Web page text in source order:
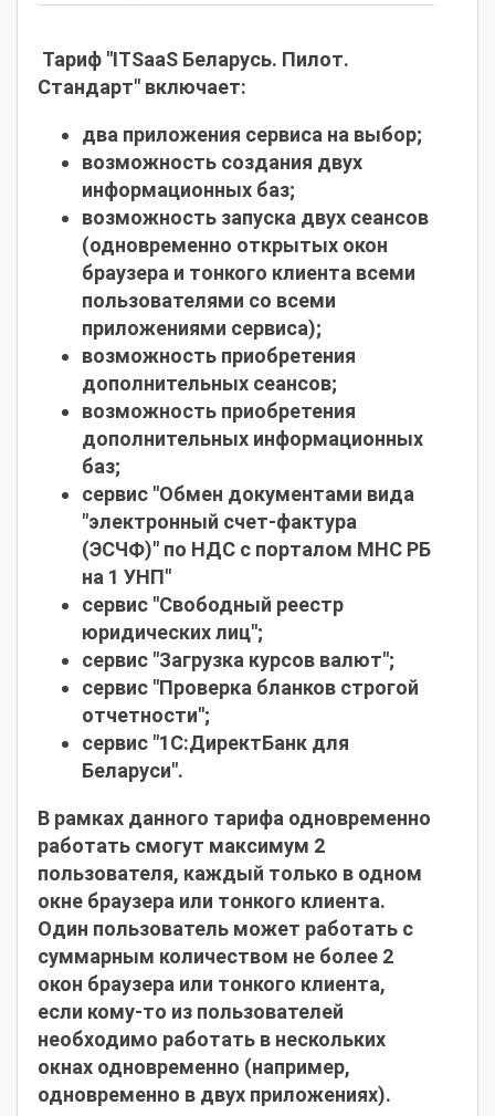
Тариф "ITSaaS Беларусь. Пилот.
Стандарт" включает:
два приложения сервиса на выбор;
возможность создания двух
информационных баз;
возможность запуска двух сеансов
(одновременно открытых окон
браузера и тонкого клиента всеми
пользователями со всеми
приложениями сервиса);
возможность приобретения
дополнительных сеансов;
возможность приобретения
дополнительных информационных
баз;
сервис "Обмен документами вида
"электронный счет-фактура
(ЭСЧФ)" по НДС с порталом МНС РБ
на 1 УНП"
сервис "Свободный реестр
юридических лиц";
сервис "Загрузка курсов валют";
сервис "Проверка бланков строгой
отчетности";
сервис "1С:ДиректБанк для
Беларуси".
В рамках данного тарифа одновременно
работать смогут максимум 2
пользователя, каждый только в одном
окне браузера или тонкого клиента.
Один пользователь может работать с
суммарным количеством не более 2
окон браузера или тонкого клиента,
если кому-то из пользователей
необходимо работать в нескольких
окнах одновременно (например,
одновременно в двух приложениях).